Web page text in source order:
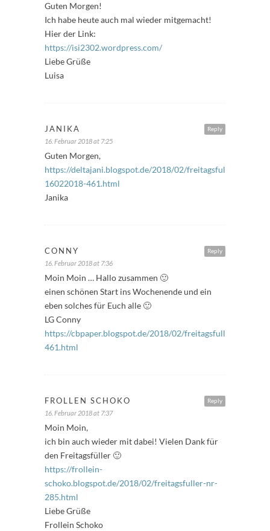
Guten Morgen!
Ich habe heute auch mal wieder mitgemacht!
Hier der Link:
https://isi2302.wordpress.com/
Liebe Grüße
Luisa
Reply
JANIKA
16. Februar 2018 at 7:25
Guten Morgen,
https://deltajani.blogspot.de/2018/02/freitagsfuller-
16022018-461.html
Janika
Reply
CONNY
16. Februar 2018 at 7:36
Moin Moin … Hallo zusammen 🙂
einen schönen Start ins Wochenende und ein
eben solches für Euch alle 🙂
LG Conny
https://cbpaper.blogspot.de/2018/02/freitagsfuller-
461.html
Reply
FROLLEN SCHOKO
16. Februar 2018 at 7:37
Moin Moin,
ich bin auch wieder mit dabei! Vielen Dank für
den Freitagsfüller 🙂
https://frollein-
schoko.blogspot.de/2018/02/freitagsfuller-nr-
285.html
Liebe Grüße
Frollein Schoko